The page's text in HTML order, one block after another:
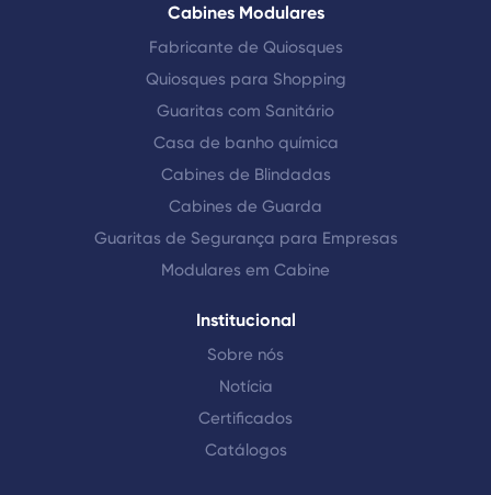
Cabines Modulares
Fabricante de Quiosques
Quiosques para Shopping
Guaritas com Sanitário
Casa de banho química
Cabines de Blindadas
Cabines de Guarda
Guaritas de Segurança para Empresas
Modulares em Cabine
Institucional
Sobre nós
Notícia
Certificados
Catálogos